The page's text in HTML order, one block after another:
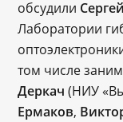
обсудили
Лаборатории
том числе
Деркач (НИУ
Ермаков,